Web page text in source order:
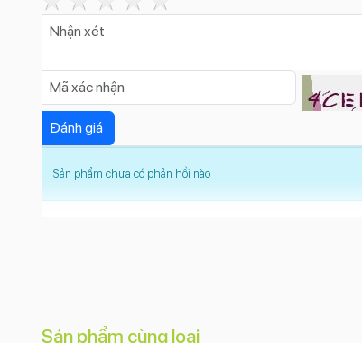
Sản phẩm chưa có phản hồi nào
Sản phẩm cùng loại